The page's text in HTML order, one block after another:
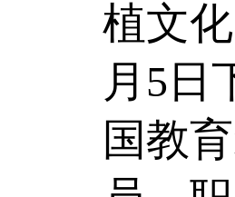
植文
月5日
国教